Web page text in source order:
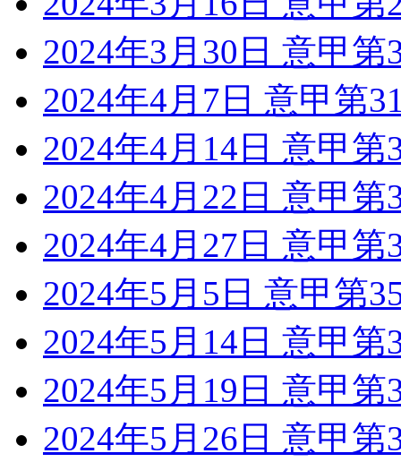
2024年3月30日 意甲
2024年4月7日 意甲第
2024年4月14日 意甲
2024年4月22日 意甲
2024年4月27日 意甲
2024年5月5日 意甲第
2024年5月14日 意甲
2024年5月19日 意甲
2024年5月26日 意甲